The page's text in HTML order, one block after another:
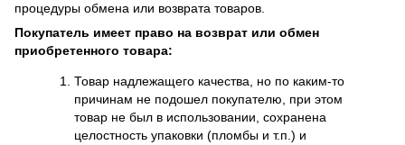
процедуры обмена или возврата товаров.
Покупатель имеет право на возврат или обмен
приобретенного товара:
Товар надлежащего качества, но по каким-то
причинам не подошел покупателю, при этом
товар не был в использовании, сохранена
целостность упаковки (пломбы и т.п.) и